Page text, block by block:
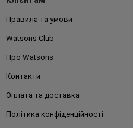
Правила та умови
Watsons Club
Про Watsons
Контакти
Оплата та доставка
Політика конфіденційності